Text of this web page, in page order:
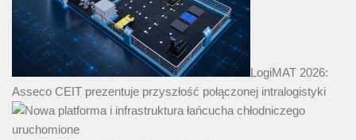
LogiMAT 2026:
Asseco CEIT prezentuje przyszłość połączonej intralogistyki